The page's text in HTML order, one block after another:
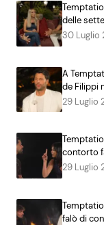
delle
30 Luglio
A
de Filippi
29 Luglio
contorto
29 Luglio
falò di